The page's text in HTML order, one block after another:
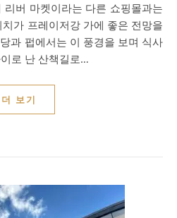
가 프레이저강 가에 좋은 전망을
과 펍에서는 이 풍경을 보며 식사
로 난 산책길로…
더 보기